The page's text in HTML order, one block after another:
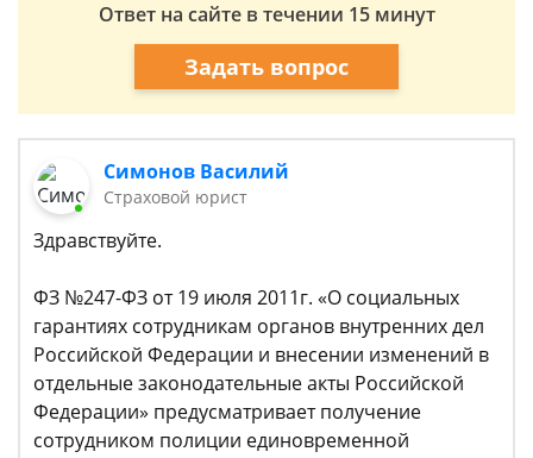
Ответ на сайте в течении 15 минут
Задать вопрос
Симонов Василий
Страховой юрист
Здравствуйте.
ФЗ №247-ФЗ от 19 июля 2011г. «О социальных
гарантиях сотрудникам органов внутренних дел
Российской Федерации и внесении изменений в
отдельные законодательные акты Российской
Федерации» предусматривает получение
сотрудником полиции единовременной